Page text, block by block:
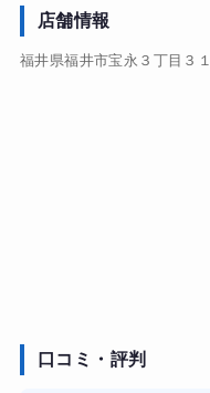
店舗情報
福井県福井市宝永３丁目３
口コミ・評判